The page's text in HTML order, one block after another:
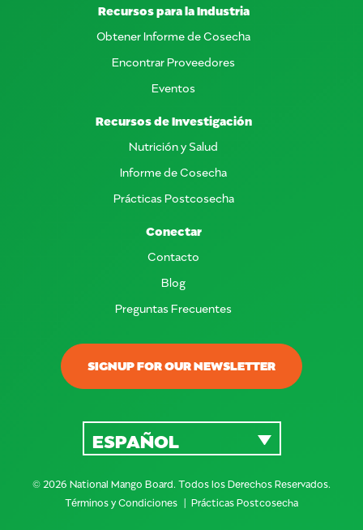
SIGNUP FOR OUR NEWSLETTER
Recursos para la Industria
Obtener Informe de Cosecha
Encontrar Proveedores
Eventos
Recursos de Investigación
Nutrición y Salud
Informe de Cosecha
Prácticas Postcosecha
Conectar
Contacto
Blog
Preguntas Frecuentes
© 2026 National Mango Board. Todos los Derechos Reservados.
Términos y Condiciones
Prácticas Postcosecha
ESPAÑOL